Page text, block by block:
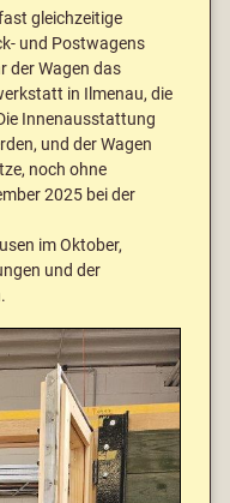
gleichzeitige
und Postwagens
der Wagen das
in Ilmenau, die
Innenausstattung
und der Wagen
noch ohne
2025 bei der
im Oktober,
und der